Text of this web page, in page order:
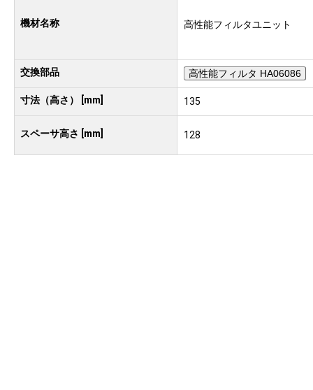
機材名称 高性能フィルタユニット
交換部品 高性能フィルタ HA06086
寸法（高さ） [mm] 135
スペーサ高さ [mm] 128